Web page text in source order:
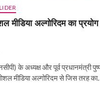
मीडिया अल्गोरिदम का प्रयोग
के अध्यक्ष और पूर्व प्रधानमंत्री
मीडिया अल्गोरिदम से जिस तरह